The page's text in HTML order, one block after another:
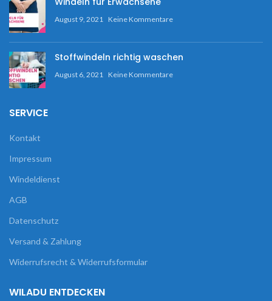
August 9, 2021 Keine Kommentare
Stoffwindeln richtig waschen
August 6, 2021 Keine Kommentare
SERVICE
Kontakt
Impressum
Windeldienst
AGB
Datenschutz
Versand & Zahlung
Widerrufsrecht & Widerrufsformular
WILADU ENTDECKEN